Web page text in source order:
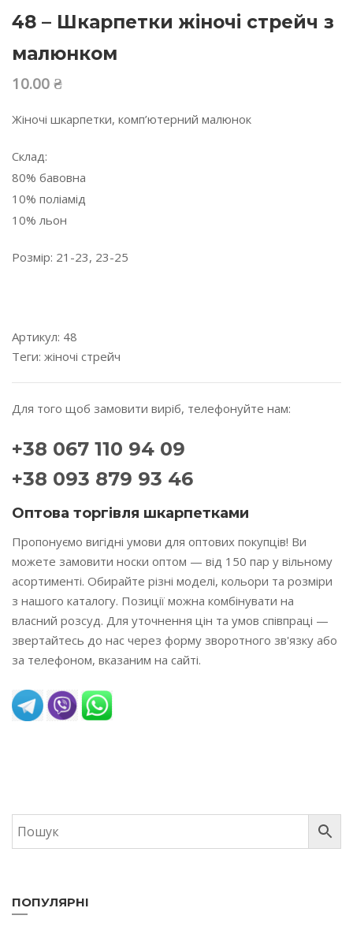
48 – Шкарпетки жіночі стрейч з
малюнком
10.00 ₴
Жіночі шкарпетки, комп’ютерний малюнок
Склад:
80% бавовна
10% поліамід
10% льон
Розмір: 21-23, 23-25
Артикул: 48
Теги: жіночі стрейч
Для того щоб замовити виріб, телефонуйте нам:
+38 067 110 94 09
+38 093 879 93 46
Оптова торгівля шкарпетками
Пропонуємо вигідні умови для оптових покупців! Ви
можете замовити носки оптом — від 150 пар у вільному
асортименті. Обирайте різні моделі, кольори та розміри
з нашого каталогу. Позиції можна комбінувати на
власний розсуд. Для уточнення цін та умов співпраці —
звертайтесь до нас через форму зворотного зв'язку або
за телефоном, вказаним на сайті.
ПОПУЛЯРНІ